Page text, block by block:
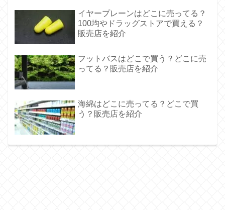
イヤープレーンはどこに売ってる？
100均やドラッグストアで買える？
販売店を紹介
フットバスはどこで買う？どこに売
ってる？販売店を紹介
海綿はどこに売ってる？どこで買
う？販売店を紹介